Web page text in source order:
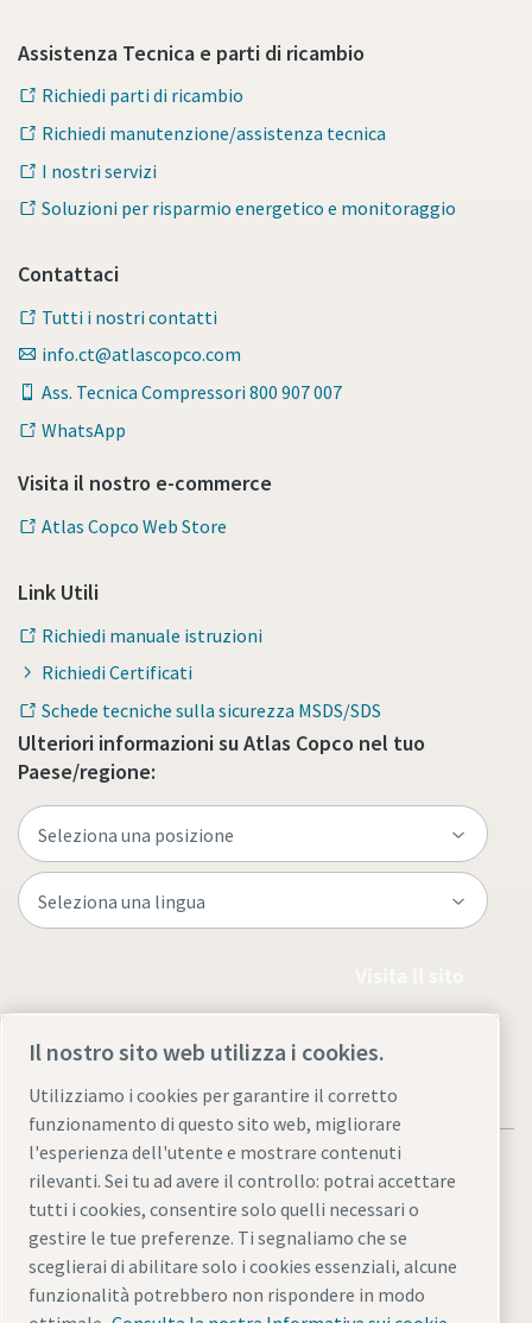
Assistenza Tecnica e parti di ricambio
Richiedi parti di ricambio
Richiedi manutenzione/assistenza tecnica
I nostri servizi
Soluzioni per risparmio energetico e monitoraggio
Contattaci
Tutti i nostri contatti
info.ct@atlascopco.com
Ass. Tecnica Compressori 800 907 007
WhatsApp
Visita il nostro e-commerce
Atlas Copco Web Store
Link Utili
Richiedi manuale istruzioni
Richiedi Certificati
Schede tecniche sulla sicurezza MSDS/SDS
Ulteriori informazioni su Atlas Copco nel tuo
Paese/regione:
Informativa sulla privacy e note legali
Gestione preferenze cookiesAccessibilitàMappa del sito
Il nostro sito web utilizza i cookies.
Utilizziamo i cookies per garantire il corretto
funzionamento di questo sito web, migliorare
l'esperienza dell'utente e mostrare contenuti
rilevanti. Sei tu ad avere il controllo: potrai accettare
tutti i cookies, consentire solo quelli necessari o
gestire le tue preferenze. Ti segnaliamo che se
sceglierai di abilitare solo i cookies essenziali, alcune
funzionalità potrebbero non rispondere in modo